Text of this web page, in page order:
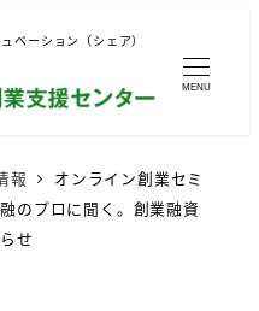
ベーション（シェア）
MENU
報
オンライン創業セミ
のプロに聞く。創業融資
せ